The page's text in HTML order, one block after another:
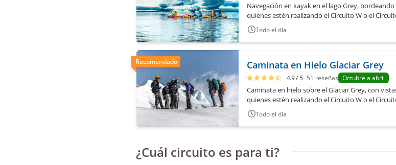
Navegación en kayak en el lago Grey,
quienes estén realizando el Circuito W o el
Todo el día
Recomendado Caminata en Hielo Glaciar Grey
4.9/ 5 51 reseñas Octubre a abril
Caminata en hielo sobre el Glaciar Grey, con
quienes estén realizando el Circuito W o el
Todo el día
¿Cuál circuito es para ti?